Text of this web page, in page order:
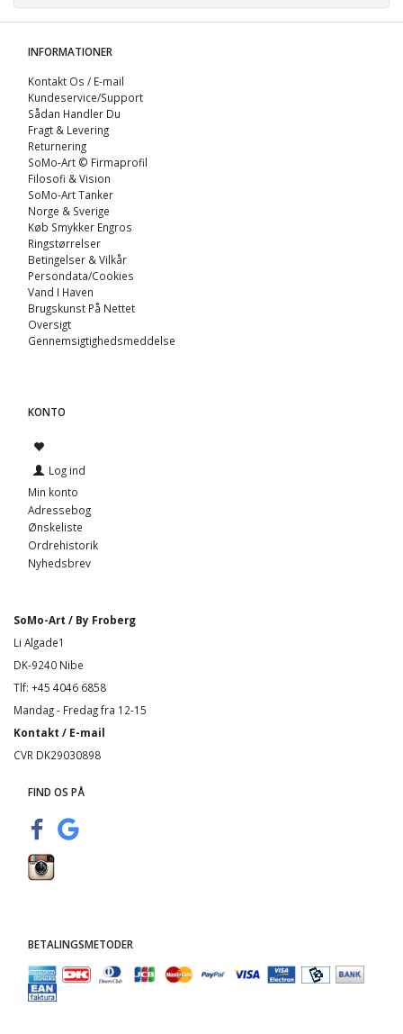
INFORMATIONER
Kontakt Os / E-mail
Kundeservice/Support
Sådan Handler Du
Fragt & Levering
Returnering
SoMo-Art © Firmaprofil
Filosofi & Vision
SoMo-Art Tanker
Norge & Sverige
Køb Smykker Engros
Ringstørrelser
Betingelser & Vilkår
Persondata/Cookies
Vand I Haven
Brugskunst På Nettet
Oversigt
Gennemsigtighedsmeddelse
KONTO
Log ind
Min konto
Adressebog
Ønskeliste
Ordrehistorik
Nyhedsbrev
SoMo-Art / By Froberg
Li Algade1
DK-9240 Nibe
Tlf: +45 4046 6858
Mandag - Fredag fra 12-15
Kontakt / E-mail
CVR DK29030898
FIND OS PÅ
BETALINGSMETODER